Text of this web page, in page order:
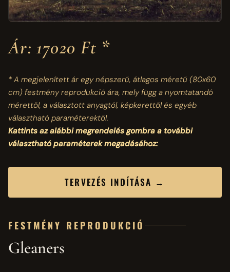
Ár: 17020 Ft *
* A megjelenített ár egy népszerű, átlagos méretű (80x60
cm)festmény reprodukció ára, mely függ a nyomtatandó
mérettől, a választott anyagtól, képkerettől és egyéb
választható paraméterektől.
Kattints az alábbi megrendelés gombra a további
választható paraméterek megadásához:
TERVEZÉS INDÍTÁSA →
FESTMÉNY REPRODUKCIÓ
Gleaners